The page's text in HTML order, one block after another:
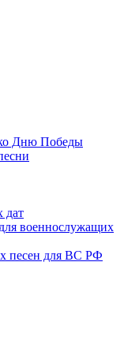
Дню Победы
дат
военнослужащих
песен для ВС РФ